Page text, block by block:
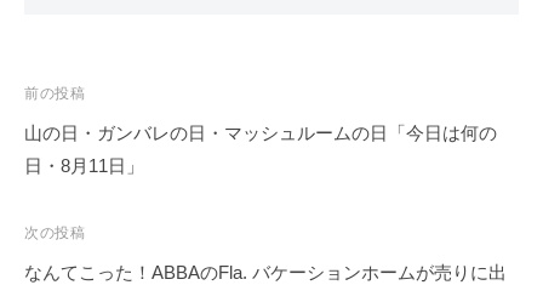
投
稿
ナ
ゲ
ー
前の投稿
山の日・ガンバレの日・マッシュルームの日「今日は何の
日・8月11日」
次の投稿
なんてこった！ABBAのFla. バケーションホームが売りに出